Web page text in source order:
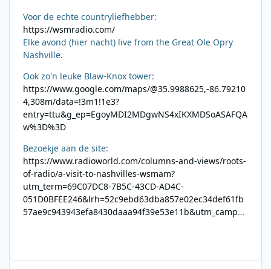
Voor de echte countryliefhebber:
https://wsmradio.com/
Elke avond (hier nacht) live from the Great Ole Opry
Nashville.
Ook zo'n leuke Blaw-Knox tower:
https://www.google.com/maps/@35.9988625,-86.79210
4,308m/data=!3m1!1e3?
entry=ttu&g_ep=EgoyMDI2MDgwNS4xIKXMDSoASAFQA
w%3D%3D
Bezoekje aan de site:
https://www.radioworld.com/columns-and-views/roots-
of-radio/a-visit-to-nashvilles-wsmam?
utm_term=69C07DC8-7B5C-43CD-AD4C-
051D0BFEE246&lrh=52c9ebd63dba857e02ec34def61fb
57ae9c943943efa8430daaa94f39e53e11b&utm_campai
8F09201A140D&utm_source=SmartBrief